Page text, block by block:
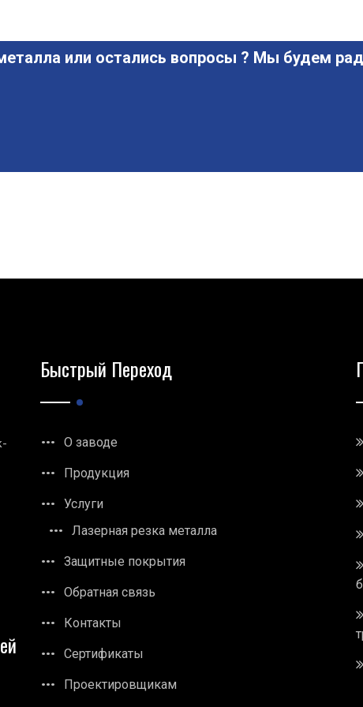
или остались вопросы ? Мы будем
Быстрый Переход
О заводе
Продукция
Услуги
Лазерная резка металла
Защитные покрытия
Обратная связь
Контакты
Сертификаты
Проектировщикам